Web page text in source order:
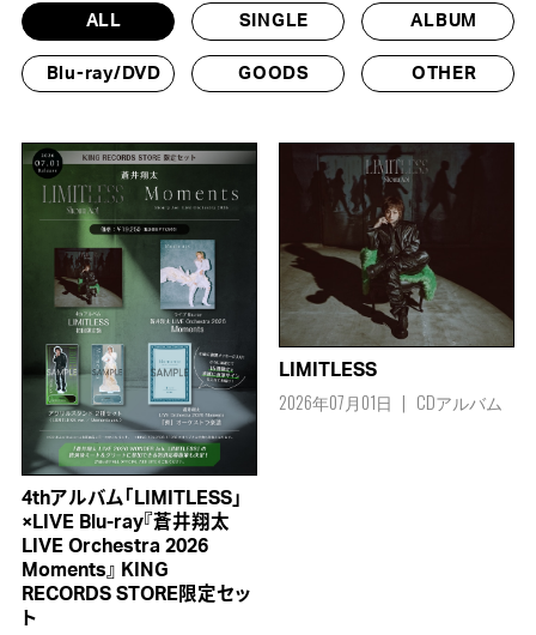
ALL SINGLE ALBUM
Blu-ray/DVD GOODS OTHER
4thアルバム「LIMITLESS」
×LIVE Blu-ray『蒼井翔太
LIVE Orchestra 2026
Moments』 KING
RECORDS STORE限定セッ
ト
LIMITLESS
2026年07月01日 CDアルバム